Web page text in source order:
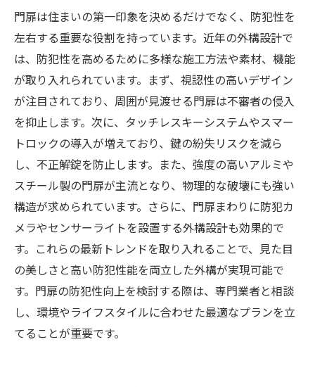
門扉は住まいの第一印象を決めるだけでなく、防犯性を
左右する重要な役割を持っています。近年の外構設計で
は、防犯性を高めるために多様な施工方法や素材、機能
が取り入れられています。まず、視認性の高いデザイン
が注目されており、周囲が見渡せる門扉は不審者の侵入
を抑止します。次に、タッチレスキーシステムやスマー
トロックの導入が増えており、鍵の紛失リスクを減ら
し、不正解錠を防止します。また、強度の高いアルミや
スチール製の門扉が主流となり、物理的な破壊にも強い
構造が求められています。さらに、門扉まわりに防犯カ
メラやセンサーライトを設置する外構設計も効果的で
す。これらの最新トレンドを取り入れることで、見た目
の美しさと高い防犯性能を両立した外構が実現可能で
す。門扉の防犯性向上を検討する際は、専門業者と相談
し、環境やライフスタイルに合わせた最適なプランを立
てることが重要です。